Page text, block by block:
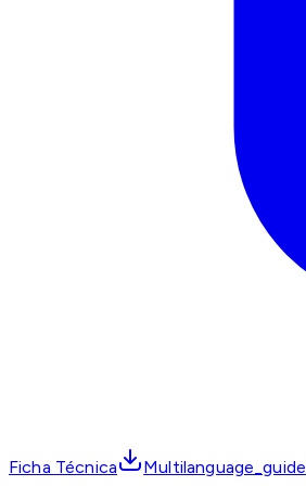
Ficha Técnica Multilanguage_guide